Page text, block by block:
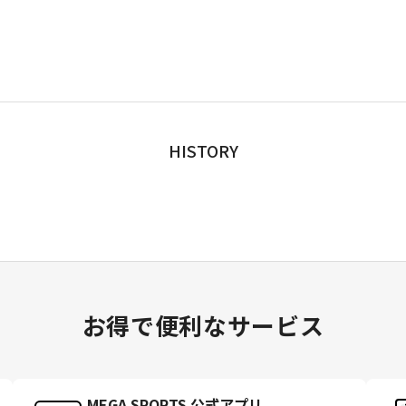
HISTORY
お得で便利なサービス